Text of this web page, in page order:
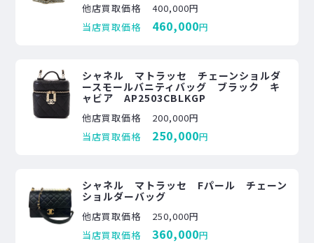
他店買取価格
400,000円
当店買取価格
460,000円
シャネル マトラッセ チェーンショルダ
ースモールバニティバッグ ブラック キ
ャビア AP2503CBLKGP
他店買取価格
200,000円
当店買取価格
250,000円
シャネル マトラッセ Fパール チェーン
ショルダーバッグ
他店買取価格
250,000円
当店買取価格
360,000円